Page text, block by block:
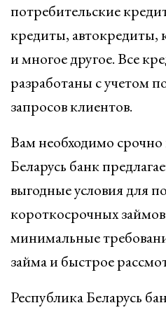
потребительские
кредиты, автокредиты,
и многое другое. Все
разработаны с учетом
запросов клиентов.
Вам необходимо срочно
Беларусь банк
выгодные условия для
короткосрочных
минимальные
займа и быстрое
Республика Беларусь